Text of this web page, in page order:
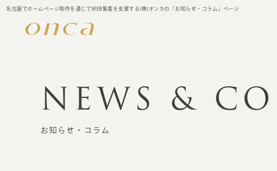
名古屋でホームページ制作を通じてWEB集客を支援する(株)オンカの「お知らせ・コラム」ページ
NEWS &
お知らせ・コラム